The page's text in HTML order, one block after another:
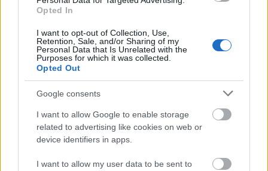
Opted In
I want to opt-out of Collection, Use,
Retention, Sale, and/or Sharing of my
Personal Data that Is Unrelated with the
Purposes for which it was collected.
Opted Out
Google consents
I want to allow Google to enable storage
related to advertising like cookies on web or
device identifiers in apps.
I want to allow my user data to be sent to
Mohács a csata ötszázadik
AJÁNLJUK MÉG